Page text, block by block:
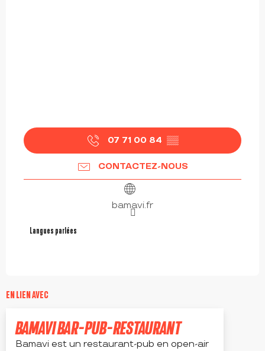
07 71 00 84 ▒▒
CONTACTEZ-NOUS
bamavi.fr
Langues parlées
Langues parlées
EN LIEN AVEC
BAMAVI BAR-PUB-RESTAURANT
Bamavi est un restaurant-pub en open-air
Réservable